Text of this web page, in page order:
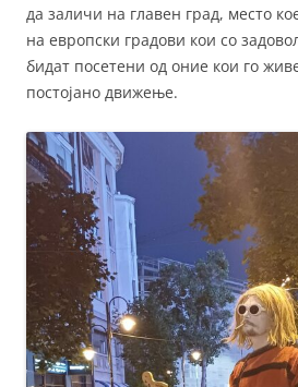
да заличи на главен град, место
на европски градови кои со
бидат посетени од оние кои го
постојано движење.